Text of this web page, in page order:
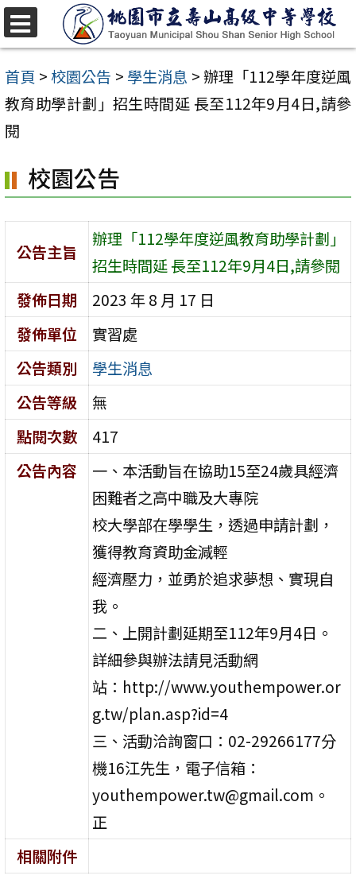
跳
至
主
要
內
區
首頁 >校園公告 > 學生消息 >辦理「112學年度逆風
教育助學計劃」招生時間延 長至112年9月4日,請參
閱
校園公告
公告主旨
辦理「112學年度逆風教育助學計劃」
招生時間延 長至112年9月4日,請參閱
發佈日期
2023 年 8 月 17 日
發佈單位
實習處
公告類別
學生消息
公告等級
無
點閱次數
417
公告內容
一、本活動旨在協助15至24歲具經濟
困難者之高中職及大專院
校大學部在學學生，透過申請計劃，
獲得教育資助金減輕
經濟壓力，並勇於追求夢想、實現自
我。
二、上開計劃延期至112年9月4日。
詳細參與辦法請見活動網
站：http://www.youthempower.or
g.tw/plan.asp?id=4
三、活動洽詢窗口：02-29266177分
機16江先生，電子信箱：
youthempower.tw@gmail.com。
正
相關附件
選
單